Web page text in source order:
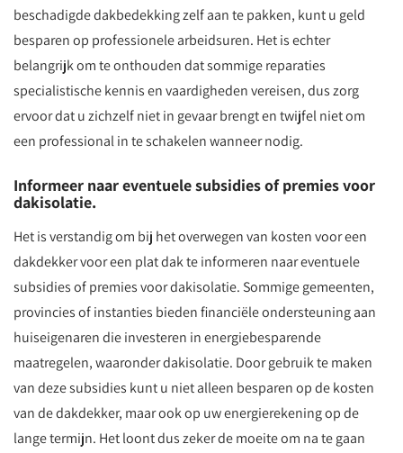
beschadigde dakbedekking zelf aan te pakken, kunt u geld
besparen op professionele arbeidsuren. Het is echter
belangrijk om te onthouden dat sommige reparaties
specialistische kennis en vaardigheden vereisen, dus zorg
ervoor dat u zichzelf niet in gevaar brengt en twijfel niet om
een professional in te schakelen wanneer nodig.
Informeer naar eventuele subsidies of premies voor
dakisolatie.
Het is verstandig om bij het overwegen van kosten voor een
dakdekker voor een plat dak te informeren naar eventuele
subsidies of premies voor dakisolatie. Sommige gemeenten,
provincies of instanties bieden financiële ondersteuning aan
huiseigenaren die investeren in energiebesparende
maatregelen, waaronder dakisolatie. Door gebruik te maken
van deze subsidies kunt u niet alleen besparen op de kosten
van de dakdekker, maar ook op uw energierekening op de
lange termijn. Het loont dus zeker de moeite om na te gaan